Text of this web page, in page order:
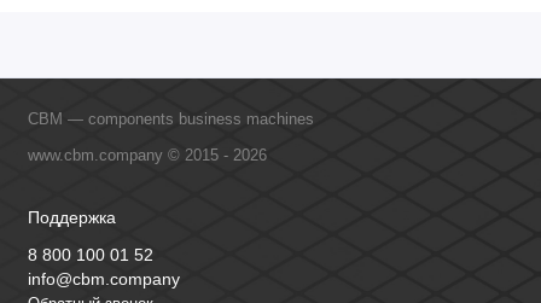
CBM — components business machines
www.cbm.company © 2015 - 2026
Поддержка
8 800 100 01 52
info@cbm.company